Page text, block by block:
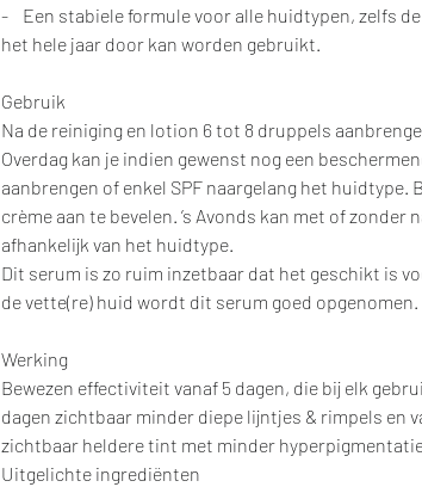
- Een stabiele formule voor alle huidtypen, zelfs
het hele jaar door kan worden gebruikt.
Gebruik
Na de reiniging en lotion 6 tot 8 druppels
Overdag kan je indien gewenst nog een
aanbrengen of enkel SPF naargelang het huidtype.
crème aan te bevelen. ’s Avonds kan met of zonder
afhankelijk van het huidtype.
Dit serum is zo ruim inzetbaar dat het geschikt is
de vette(re) huid wordt dit serum goed opgenomen.
Werking
Bewezen effectiviteit vanaf 5 dagen, die bij elk
dagen zichtbaar minder diepe lijntjes & rimpels en
zichtbaar heldere tint met minder
Uitgelichte ingrediënten